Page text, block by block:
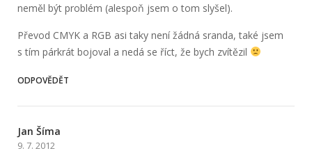
neměl být problém (alespoň jsem o tom slyšel).
Převod CMYK a RGB asi taky není žádná sranda, také jsem
s tím párkrát bojoval a nedá se říct, že bych zvítězil
ODPOVĚDĚT
Jan Šíma
9. 7. 2012